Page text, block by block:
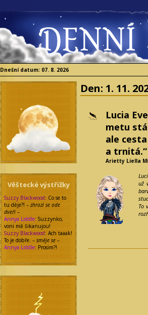
Dnešní datum: 07. 8. 2026
Věštecké výstřižky
Suzzy Blackwood: Co se to
tu děje?! – zhrozí se ode
dveří–
Annya Liddle: Suzzynko,
voni mě šikanujou!
Suzzy Blackwood: Ach taaak!
To je dobře. – směje se –
Annya Liddle: Prosim?!
Den: 1. 11.
Lucia
metu
ale
a trnitá.“
Arietty Liella
už
To